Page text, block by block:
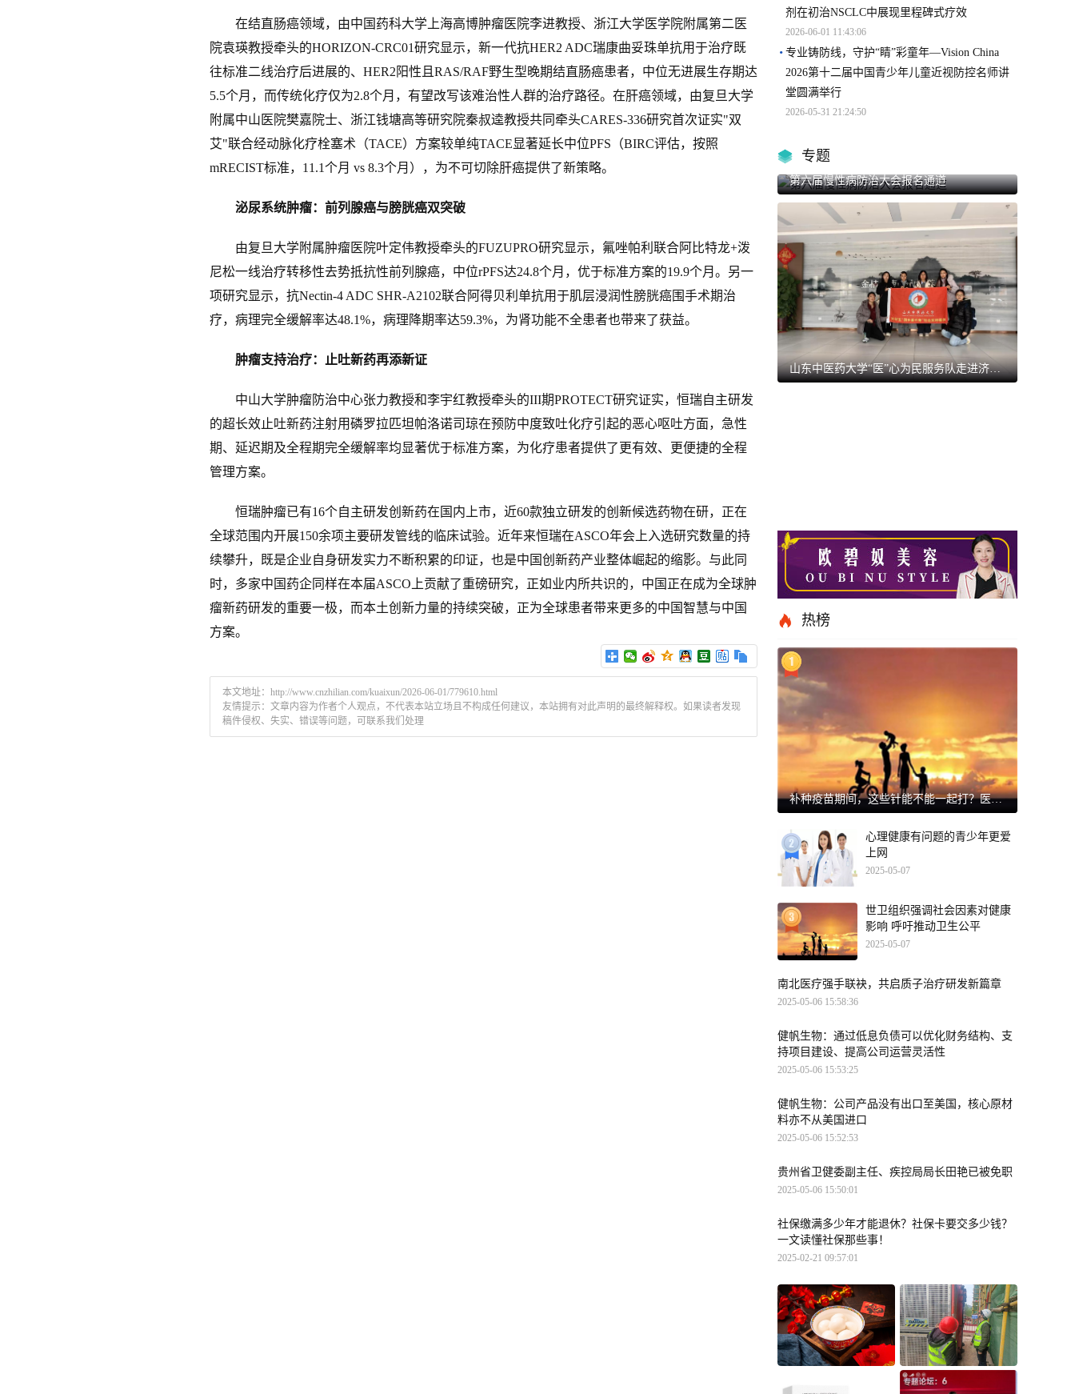
在结直肠癌领域，由中国药科大学上海高博肿瘤医院李进教授、浙江大学医学院附属第二医
院袁瑛教授牵头的HORIZON-CRC01研究显示，新一代抗HER2 ADC瑞康曲妥珠单抗用于治疗既
往标准二线治疗后进展的、HER2阳性且RAS/RAF野生型晚期结直肠癌患者，中位无进展生存期达
5.5个月，而传统化疗仅为2.8个月，有望改写该难治性人群的治疗路径。在肝癌领域，由复旦大学
附属中山医院樊嘉院士、浙江钱塘高等研究院秦叔逵教授共同牵头CARES-336研究首次证实"双
艾"联合经动脉化疗栓塞术（TACE）方案较单纯TACE显著延长中位PFS（BIRC评估，按照
mRECIST标准，11.1个月 vs 8.3个月），为不可切除肝癌提供了新策略。
泌尿系统肿瘤：前列腺癌与膀胱癌双突破
由复旦大学附属肿瘤医院叶定伟教授牵头的FUZUPRO研究显示，氟唑帕利联合阿比特龙+泼
尼松一线治疗转移性去势抵抗性前列腺癌，中位rPFS达24.8个月，优于标准方案的19.9个月。另一
项研究显示，抗Nectin-4 ADC SHR-A2102联合阿得贝利单抗用于肌层浸润性膀胱癌围手术期治
疗，病理完全缓解率达48.1%，病理降期率达59.3%，为肾功能不全患者也带来了获益。
肿瘤支持治疗：止吐新药再添新证
中山大学肿瘤防治中心张力教授和李宇红教授牵头的III期PROTECT研究证实，恒瑞自主研发
的超长效止吐新药注射用磷罗拉匹坦帕洛诺司琼在预防中度致吐化疗引起的恶心呕吐方面，急性
期、延迟期及全程期完全缓解率均显著优于标准方案，为化疗患者提供了更有效、更便捷的全程
管理方案。
恒瑞肿瘤已有16个自主研发创新药在国内上市，近60款独立研发的创新候选药物在研，正在
全球范围内开展150余项主要研发管线的临床试验。近年来恒瑞在ASCO年会上入选研究数量的持
续攀升，既是企业自身研发实力不断积累的印证，也是中国创新药产业整体崛起的缩影。与此同
时，多家中国药企同样在本届ASCO上贡献了重磅研究，正如业内所共识的，中国正在成为全球肿
瘤新药研发的重要一极，而本土创新力量的持续突破，正为全球患者带来更多的中国智慧与中国
方案。
本文地址： http://www.cnzhilian.com/kuaixun/2026-06-01/779610.html
友情提示：文章内容为作者个人观点，不代表本站立场且不构成任何建议，本站拥有对此声明的最终解释权。如果读者发现
稿件侵权、失实、错误等问题，可联系我们处理
剂在初治NSCLC中展现里程碑式疗效
2026-06-01 11:43:06
专业铸防线，守护“睛”彩童年—Vision China
2026第十二届中国青少年儿童近视防控名师讲
堂圆满举行
2026-05-31 21:24:50
专题
第六届慢性病防治大会报名通道
山东中医药大学“医”心为民服务队走进济南养老中心，爱心实践暖人心
热榜
补种疫苗期间，这些针能不能一起打？医生紧急提醒
心理健康有问题的青少年更爱
上网
2025-05-07
世卫组织强调社会因素对健康
影响 呼吁推动卫生公平
2025-05-07
南北医疗强手联袂，共启质子治疗研发新篇章
2025-05-06 15:58:36
健帆生物：通过低息负债可以优化财务结构、支
持项目建设、提高公司运营灵活性
2025-05-06 15:53:25
健帆生物：公司产品没有出口至美国，核心原材
料亦不从美国进口
2025-05-06 15:52:53
贵州省卫健委副主任、疾控局局长田艳已被免职
2025-05-06 15:50:01
社保缴满多少年才能退休？社保卡要交多少钱？
一文读懂社保那些事！
2025-02-21 09:57:01
筑牢“安全堤”！鹿寨县